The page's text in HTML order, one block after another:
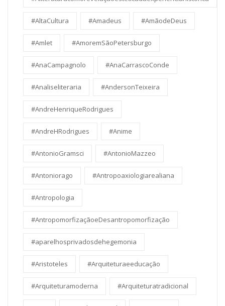
#AltaCultura #Amadeus #AmãodeDeus
#Amlet #AmoremSãoPetersburgo
#AnaCampagnolo #AnaCarrascoConde
#Analiseliteraria #AndersonTeixeira
#AndreHenriqueRodrigues
#AndreHRodrigues #Anime
#AntonioGramsci #AntonioMazzeo
#Antoniorago #Antropoaxiologiarealiana
#Antropologia
#AntropomorfizaçãoeDesantropomorfização
#aparelhosprivadosdehegemonia
#Aristoteles #Arquiteturaeeducação
#Arquiteturamoderna #Arquiteturatradicional